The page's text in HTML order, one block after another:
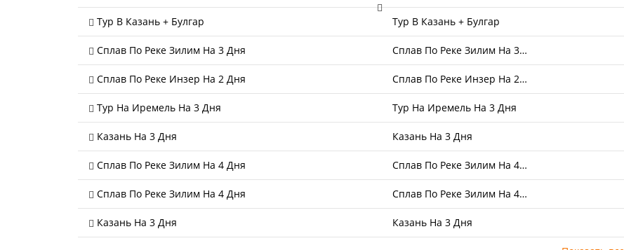
Тур В Казань + Булгар Тур В Казань + Булгар
Сплав По Реке Зилим На 3 Дня Сплав По Реке Зилим На 3…
Сплав По Реке Инзер На 2 Дня Сплав По Реке Инзер На 2…
Тур На Иремель На 3 Дня Тур На Иремель На 3 Дня
Казань На 3 Дня Казань На 3 Дня
Сплав По Реке Зилим На 4 Дня Сплав По Реке Зилим На 4…
Сплав По Реке Зилим На 4 Дня Сплав По Реке Зилим На 4…
Казань На 3 Дня Казань На 3 Дня